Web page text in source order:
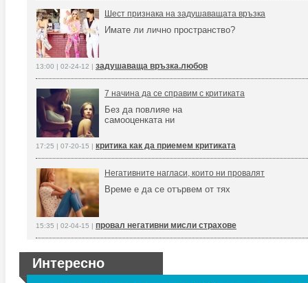
Шест признака на задушаващата връзка
Имате ли лично пространство?
13:00 | 02-24-12 | задушаваща връзка.любов
7 начина да се справим с критиката
Без да повлияе на
самооценката ни
17:25 | 07-20-15 | критика как да приемем критиката
Негативните нагласи, които ни провалят
Време е да се отървем от тях
15:35 | 02-04-15 | провал негативни мисли страхове
Интересно